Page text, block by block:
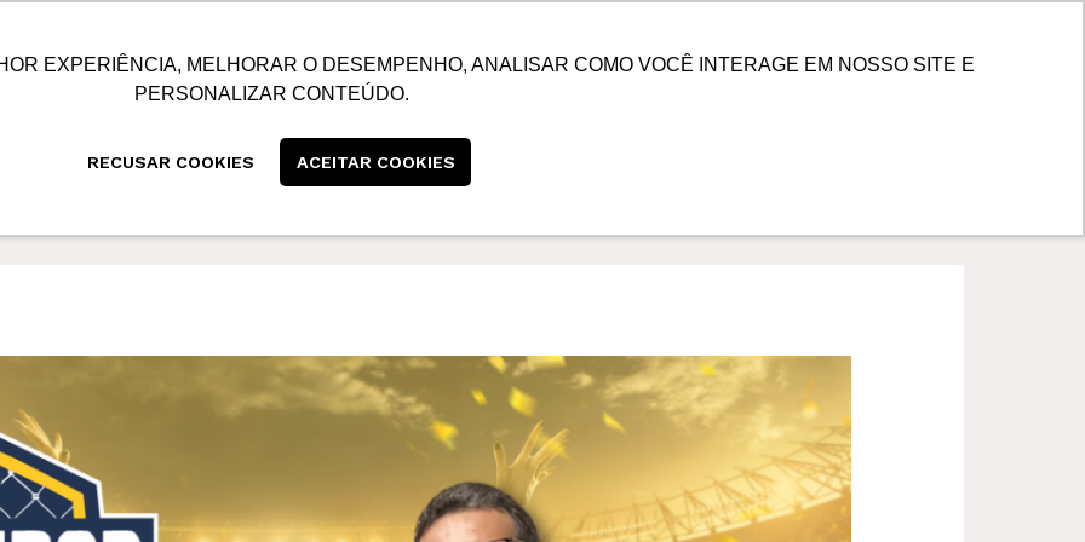
EXPERIÊNCIA, MELHORAR O DESEMPENHO, ANALISAR COMO VOCÊ INTERAGE EM NOSSO SITE E
PERSONALIZAR CONTEÚDO.
RECUSAR COOKIES ACEITAR COOKIES
SUSTENTABILIDADE BLOG CONTATO CENTRAL DE CLIENTES